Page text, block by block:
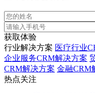
获取体验
行业解决方案 医疗行业
企业服务CRM解决方案
CRM解决方案 金融CRM
热点关注